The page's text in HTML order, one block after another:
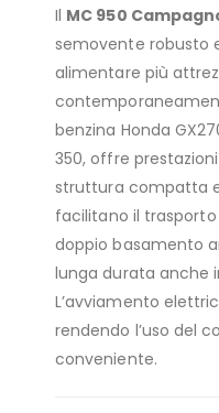
Il MC 950
semovente robusto
alimentare più
benzina Honda
350, offre
struttura compatta
facilitano il trasporto
doppio basamento
lunga durata anche
L’avviamento
rendendo l’uso del
conveniente.